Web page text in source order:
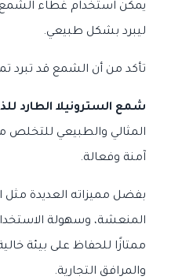
يمكن استخدام غطاء الشمع
ليبرد بشكل طبيعي.
تأكد من أن الشمع قد تبرد
شمع السترونيلا الطارد
المثالي والطبيعي للتخلص
آمنة وفعالة.
بفضل مميزاته العديدة مثل
المنعشة، وسهولة
ممتازًا للحفاظ على بيئة
والمرافق التجارية.